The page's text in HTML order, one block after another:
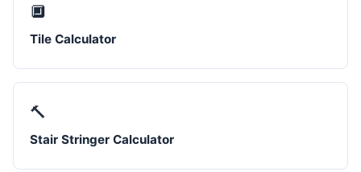
🔲
Tile Calculator
🔨
Stair Stringer Calculator